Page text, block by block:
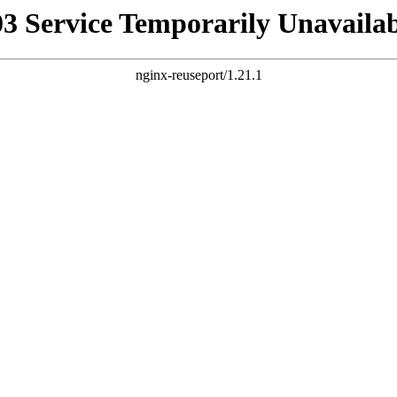
Service Temporarily
nginx-reuseport/1.21.1